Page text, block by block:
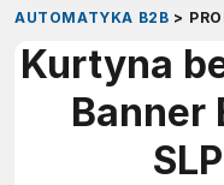
AUTOMATYKA B2B >
Kurtyna
Banner